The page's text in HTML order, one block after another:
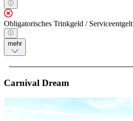
Obligatorisches Trinkgeld / Serviceentgelt
mehr
Carnival Dream